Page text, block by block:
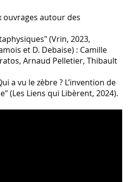
ouvrages autour des
(Vrin, 2023,
et D. Debaise) : Camille
Arnaud Pelletier, Thibault
a vu le zèbre ? L’invention de
(Les Liens qui Libèrent, 2024).